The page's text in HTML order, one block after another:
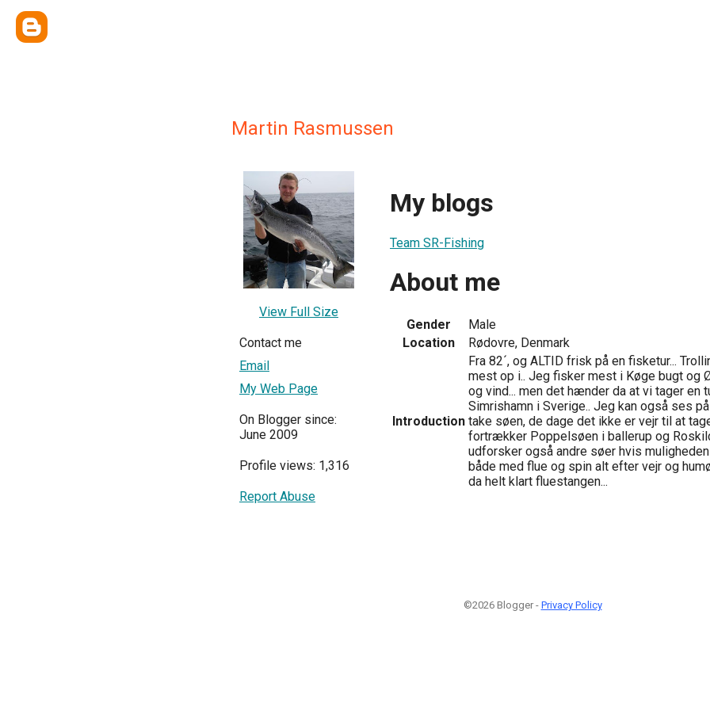
Martin Rasmussen
View Full Size
Contact me
Email
My Web Page
On Blogger since:
June 2009
Profile views: 1,316
Report Abuse
My blogs
Team SR-Fishing
About me
Gender
Male
Location
Rødovre, Denmark
Introduction
Fra 82´, og ALTID frisk på en fisketur...
mest op i.. Jeg fisker mest i Køge bugt og
og vind... men det hænder da at vi tager en
Simrishamn i Sverige.. Jeg kan også ses
take søen, de dage det ikke er vejr til at
fortrækker Poppelsøen i ballerup og
udforsker også andre søer hvis
både med flue og spin alt efter vejr og
da helt klart fluestangen...
©2026 Blogger - Privacy Policy